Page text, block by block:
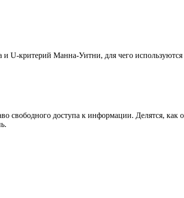
и U-критерий Манна-Уитни, для чего
свободного доступа к информации. Делятся, как